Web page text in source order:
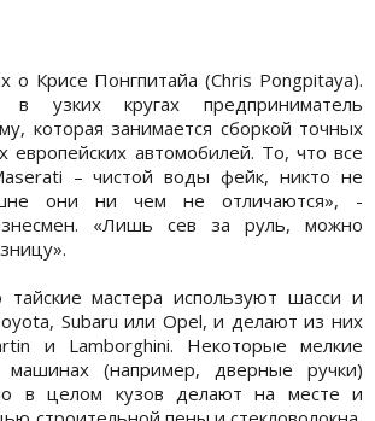
о Крисе Понгпитайа (Chris Pongpitaya).
в узких кругах предприниматель
которая занимается сборкой точных
европейских автомобилей. То, что все
– чистой воды фейк, никто не
они ни чем не отличаются», -
«Лишь сев за руль, можно
мастера используют шасси и
Subaru или Opel, и делают из них
и Lamborghini. Некоторые мелкие
(например, дверные ручки)
в целом кузов делают на месте и